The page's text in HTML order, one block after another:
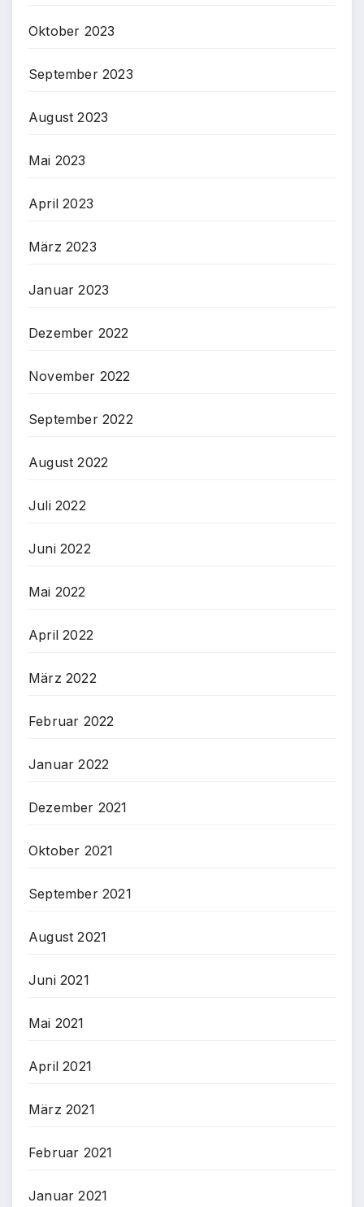
Oktober 2023
September 2023
August 2023
Mai 2023
April 2023
März 2023
Januar 2023
Dezember 2022
November 2022
September 2022
August 2022
Juli 2022
Juni 2022
Mai 2022
April 2022
März 2022
Februar 2022
Januar 2022
Dezember 2021
Oktober 2021
September 2021
August 2021
Juni 2021
Mai 2021
April 2021
März 2021
Februar 2021
Januar 2021